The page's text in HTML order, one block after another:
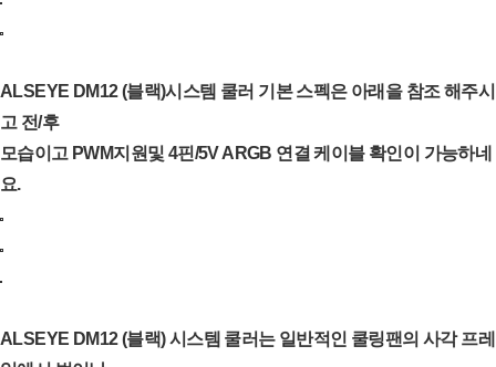
ALSEYE DM12 (블랙)시스템 쿨러 기본 스펙은 아래을 참조 해주시
고 전/후
모습이고 PWM지원및 4핀/5V ARGB 연결 케이블 확인이 가능하네
요.
ALSEYE DM12 (블랙) 시스템 쿨러는 일반적인 쿨링팬의 사각 프레